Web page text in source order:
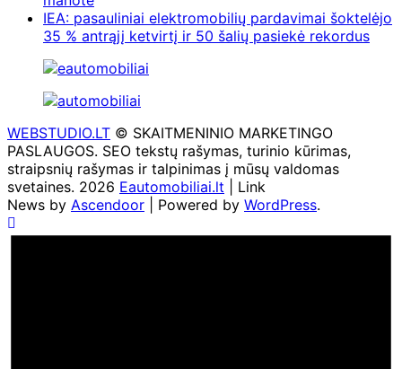
IEA: pasauliniai elektromobilių pardavimai šoktelėjo
35 % antrąjį ketvirtį ir 50 šalių pasiekė rekordus
WEBSTUDIO.LT © SKAITMENINIO MARKETINGO
PASLAUGOS. SEO tekstų rašymas, turinio kūrimas,
straipsnių rašymas ir talpinimas į mūsų valdomas
svetaines. 2026 Eautomobiliai.lt | Link
News by Ascendoor | Powered by WordPress.